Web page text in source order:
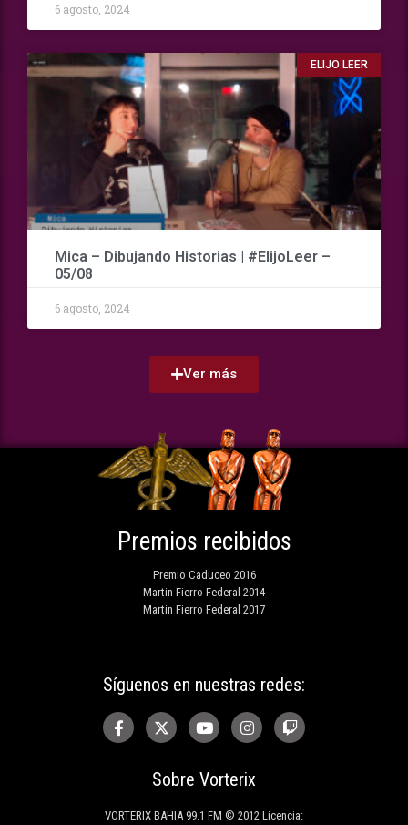
6 agosto, 2024
ELIJO LEER
Mica – Dibujando Historias | #ElijoLeer –
05/08
6 agosto, 2024
Ver más
Sobre Vorterix
VORTERIX BAHIA 99.1 FM © 2012 Licencia:
Síguenos en nuestras redes:
Premios recibidos
Premio Caduceo 2016
Martin Fierro Federal 2014
Martin Fierro Federal 2017